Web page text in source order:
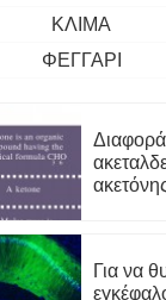
ΚΛΊΜΑ
ΦΕΓΓΆΡΙ
Για να